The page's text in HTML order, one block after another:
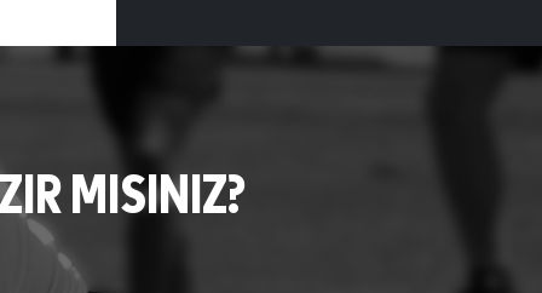
MISINIZ?